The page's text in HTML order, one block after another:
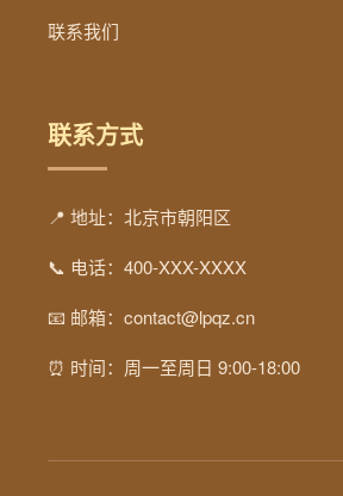
联系我们
联系方式
📍 地址：北京市朝阳区
📞 电话：400-XXX-XXXX
📧 邮箱：contact@lpqz.cn
⏰ 时间：周一至周日 9:00-18:00